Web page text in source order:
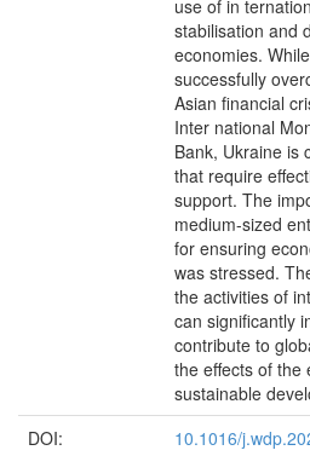
use of in
stabilisation and
economies.
successfully
Asian financial
Inter national
Bank, Ukraine is
that require
support. The
medium-sized
for ensuring
was stressed.
the activities of
can significantly
contribute to
the effects of the
sustainable
DOI:
10.1016/